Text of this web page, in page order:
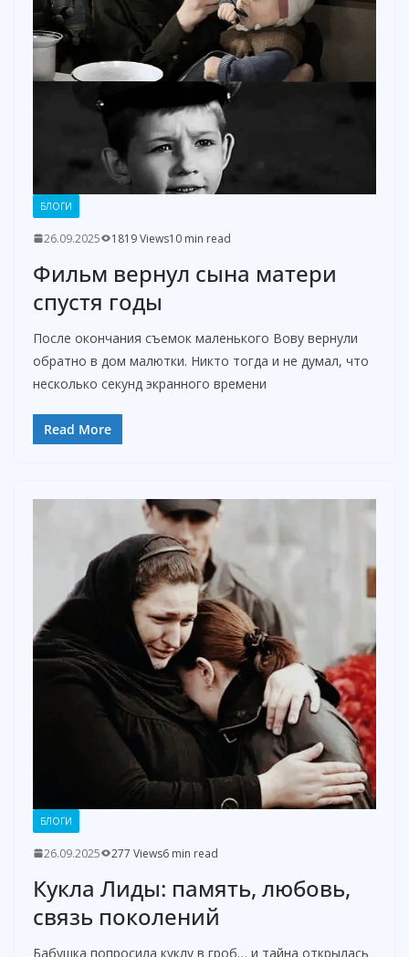
БЛОГИ
26.09.2025 1819 Views10 min read
Фильм вернул сына матери
спустя годы
После окончания съемок маленького Вову вернули
обратно в дом малютки. Никто тогда и не думал, что
несколько секунд экранного времени
Read More
БЛОГИ
26.09.2025 277 Views6 min read
Кукла Лиды: память, любовь,
связь поколений
Бабушка попросила куклу в гроб… и тайна открылась